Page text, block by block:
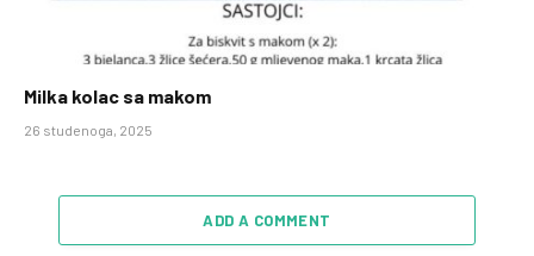
Milka kolac sa makom
26 studenoga, 2025
ADD A COMMENT